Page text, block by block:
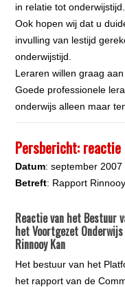
in relatie tot onderwijstijd.
Ook hopen wij dat u
invulling van lestijd
onderwijstijd.
Leraren willen graag
Goede professionele
onderwijs alleen maar
Persbericht: reactie
Datum: september 2007
Betreft: Rapport
Reactie van het Bestuur
het Voortgezet
Rinnooy Kan
Het bestuur van het
het rapport van de